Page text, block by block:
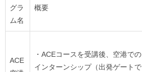
グラ
ム名
概要
ACE
・ACEコースを受講後、空港での
インターンシップ（出発ゲートで